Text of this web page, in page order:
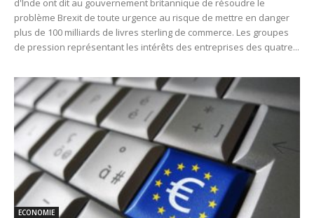
d'Inde ont dit au gouvernement britannique de résoudre le
problème Brexit de toute urgence au risque de mettre en danger
plus de 100 milliards de livres sterling de commerce. Les groupes
de pression représentant les intérêts des entreprises des quatre...
ECONOMIE